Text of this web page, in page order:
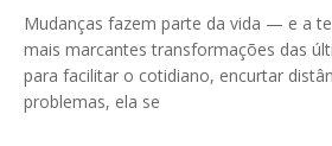
Mudanças fazem parte da vida — e a
mais marcantes transformações das
para facilitar o cotidiano, encurtar
problemas, ela se